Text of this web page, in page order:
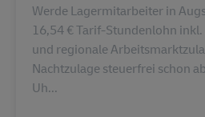
Werde Lagermitarbeiter in
16,54 € Tarif-Stundenlohn
und regionale
Nachtzulage steuerfrei schon
Uh...